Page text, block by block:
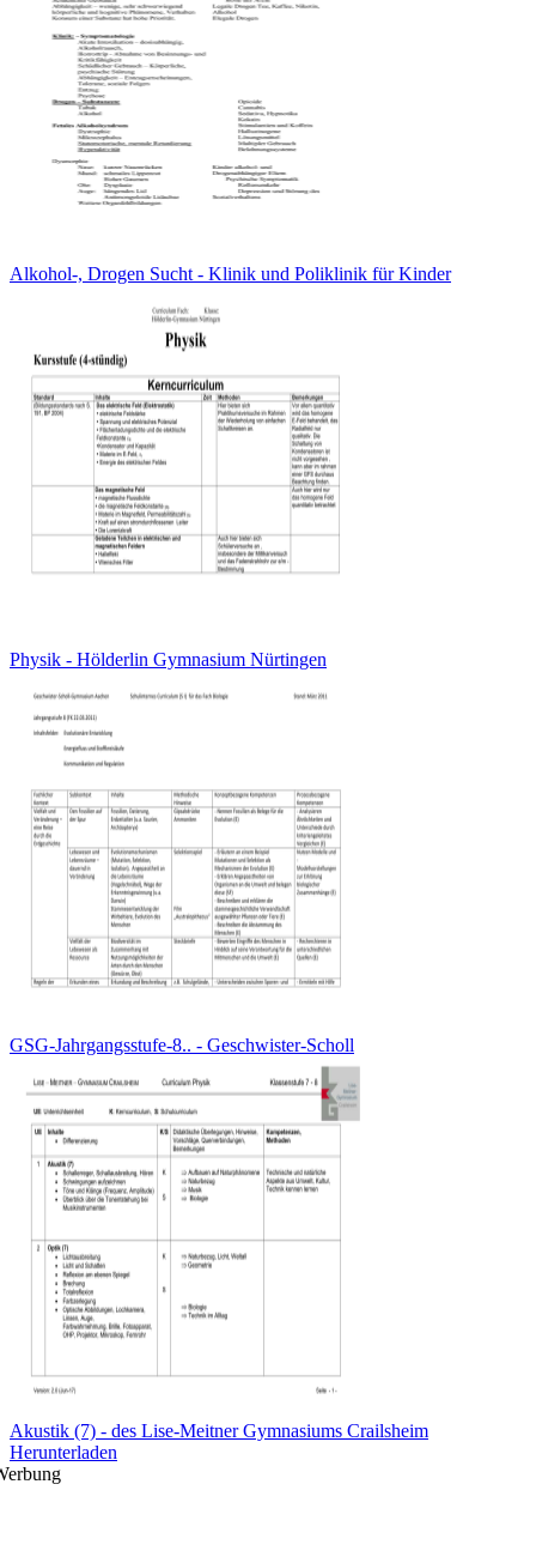
Alkohol-, Drogen Sucht - Klinik und Poliklinik für Kinder
Physik - Hölderlin Gymnasium Nürtingen
GSG-Jahrgangsstufe-8.. - Geschwister-Scholl
Akustik (7) - des Lise-Meitner Gymnasiums Crailsheim
Herunterladen